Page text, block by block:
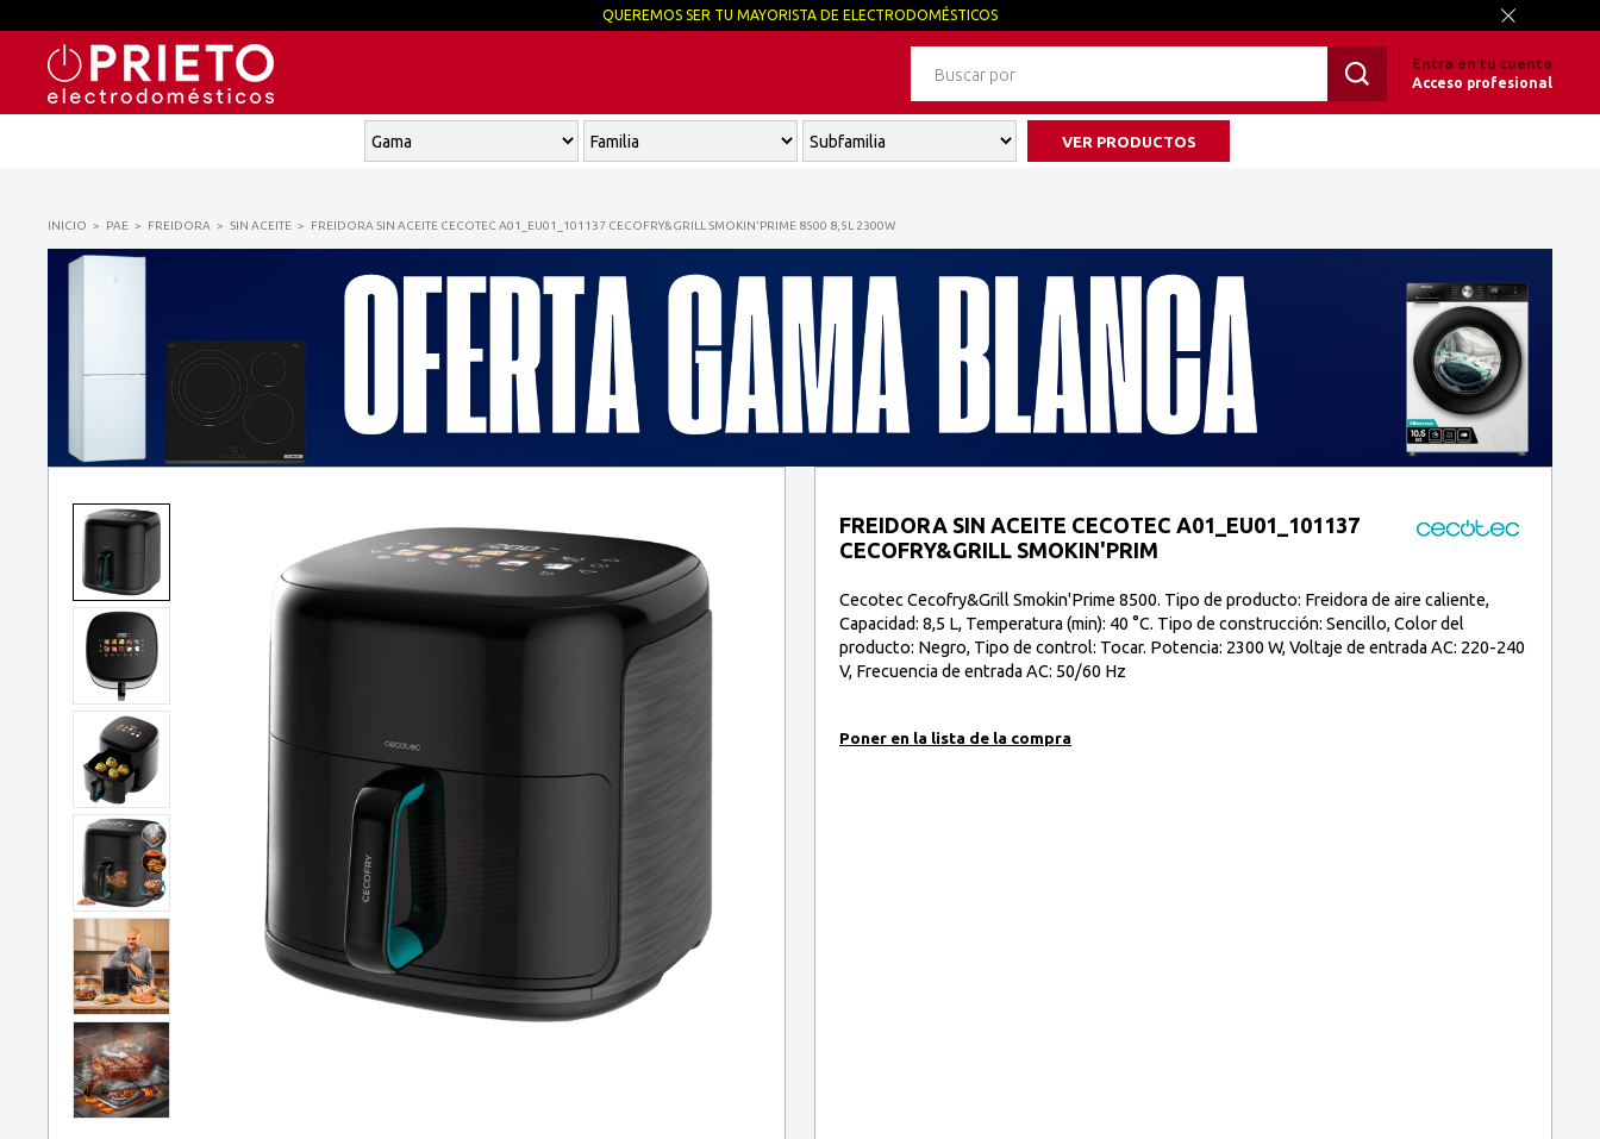
Entra en tu cuenta
Acceso profesional
VER PRODUCTOS
INICIO PAE FREIDORA SIN ACEITE FREIDORA SIN ACEITE CECOTEC A01_EU01_101137 CECOFRY&GRILL SMOKIN'PRIME 8500 8,5L 2300W
FREIDORA SIN ACEITE CECOTEC A01_EU01_101137
CECOFRY&GRILL SMOKIN'PRIM
Cecotec Cecofry&Grill Smokin'Prime 8500. Tipo de producto: Freidora de aire caliente,
Capacidad: 8,5 L, Temperatura (min): 40 °C. Tipo de construcción: Sencillo, Color del
producto: Negro, Tipo de control: Tocar. Potencia: 2300 W, Voltaje de entrada AC: 220-240
V, Frecuencia de entrada AC: 50/60 Hz
QUEREMOS SER TU MAYORISTA DE ELECTRODOMÉSTICOS